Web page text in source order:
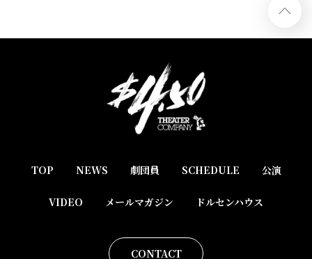
TOP NEWS 劇団員 SCHEDULE 公演
VIDEO メールマガジン ドルセンハウス
CONTACT